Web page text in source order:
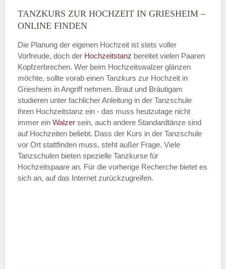
Montag
—
ÖFFNUNGSZEITEN HINZUFÜGEN
Dienstag
—
ÖFFNUNGSZEITEN HINZUFÜGEN
TANZKURS ZUR HOCHZEIT IN GRIESHEIM –
ONLINE FINDEN
Die Planung der eigenen Hochzeit ist stets voller
Vorfreude, doch der Hochzeitstanz bereitet vielen Paaren
Kopfzerbrechen. Wer beim Hochzeitswalzer glänzen
möchte, sollte vorab einen Tanzkurs zur Hochzeit in
Griesheim in Angriff nehmen. Braut und Bräutigam
studieren unter fachlicher Anleitung in der Tanzschule
ihren Hochzeitstanz ein - das muss heutzutage nicht
immer ein Walzer sein, auch andere Standardtänze sind
auf Hochzeiten beliebt. Dass der Kurs in der Tanzschule
vor Ort stattfinden muss, steht außer Frage. Viele
Tanzschulen bieten spezielle Tanzkurse für
Hochzeitspaare an. Für die vorherige Recherche bietet es
sich an, auf das Internet zurückzugreifen.